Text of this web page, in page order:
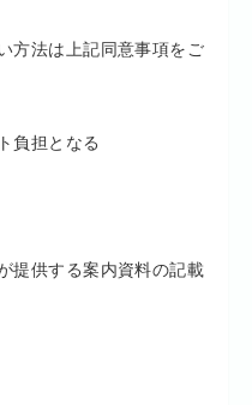
方法は上記同意事項をご
負担となる
提供する案内資料の記載